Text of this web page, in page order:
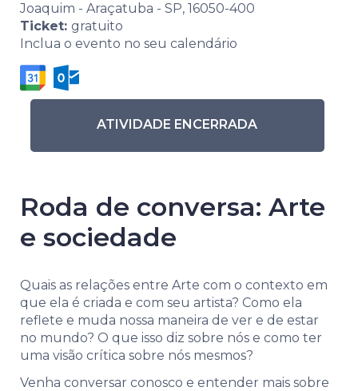
Joaquim - Araçatuba - SP, 16050-400
Ticket: gratuito
Inclua o evento no seu calendário
ATIVIDADE ENCERRADA
Roda de conversa: Arte
e sociedade
Quais as relações entre Arte com o contexto em
que ela é criada e com seu artista? Como ela
reflete e muda nossa maneira de ver e de estar
no mundo? O que isso diz sobre nós e como ter
uma visão crítica sobre nós mesmos?
Venha conversar conosco e entender mais sobre